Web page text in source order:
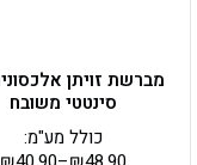
סינטטי משובח
כולל מע"מ:
המוצר